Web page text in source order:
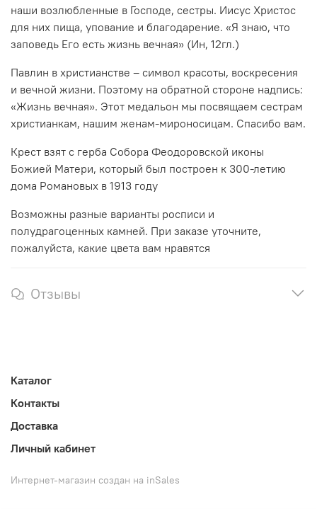
наши возлюбленные в Господе, сестры. Иисус Христос
для них пища, упование и благодарение. «Я знаю, что
заповедь Его есть жизнь вечная» (Ин, 12гл.)
Павлин в христианстве – символ красоты, воскресения
и вечной жизни. Поэтому на обратной стороне надпись:
«Жизнь вечная». Этот медальон мы посвящаем сестрам
христианкам, нашим женам-мироносицам. Спасибо вам.
Крест взят с герба Собора Феодоровской иконы
Божией Матери, который был построен к 300-летию
дома Романовых в 1913 году
Возможны разные варианты росписи и
полудрагоценных камней. При заказе уточните,
пожалуйста, какие цвета вам нравятся
Отзывы
Каталог
Контакты
Доставка
Личный кабинет
Интернет-магазин создан на inSales